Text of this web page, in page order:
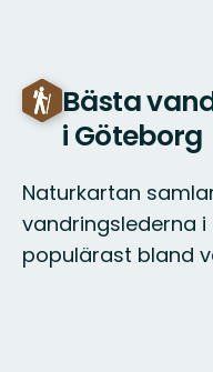
Bästa
i Göteborg
Naturkartan
vandringslederna
populärast bland